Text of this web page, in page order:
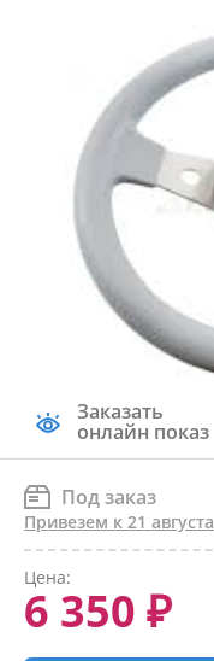
Заказать
онлайн показ
Под заказ
Привезем к 21 августа
Цена:
6 350 ₽